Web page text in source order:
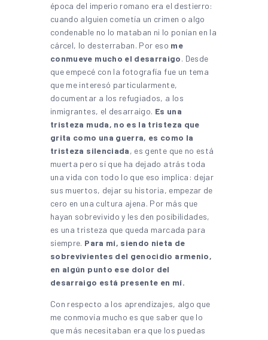
época del imperio romano era el destierro:
cuando alguien cometía un crimen o algo
condenable no lo mataban ni lo ponían en la
cárcel, lo desterraban. Por eso me
conmueve mucho el desarraigo. Desde
que empecé con la fotografía fue un tema
que me interesó particularmente,
documentar a los refugiados, a los
inmigrantes, el desarraigo. Es una
tristeza muda, no es la tristeza que
grita como una guerra, es como la
tristeza silenciada, es gente que no está
muerta pero sí que ha dejado atrás toda
una vida con todo lo que eso implica: dejar
sus muertos, dejar su historia, empezar de
cero en una cultura ajena. Por más que
hayan sobrevivido y les den posibilidades,
es una tristeza que queda marcada para
siempre. Para mí, siendo nieta de
sobrevivientes del genocidio armenio,
en algún punto ese dolor del
desarraigo está presente en mí.
Con respecto a los aprendizajes, algo que
me conmovía mucho es que saber que lo
que más necesitaban era que los puedas